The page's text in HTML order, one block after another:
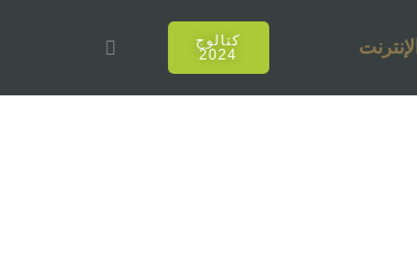
كتالوج
2024